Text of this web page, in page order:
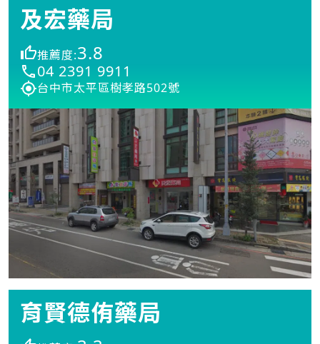
及宏藥局
推薦度:3.8
04 2391 9911
台中市太平區樹孝路502號
育賢德侑藥局